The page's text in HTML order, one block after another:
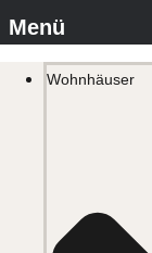
Wohnhäuser